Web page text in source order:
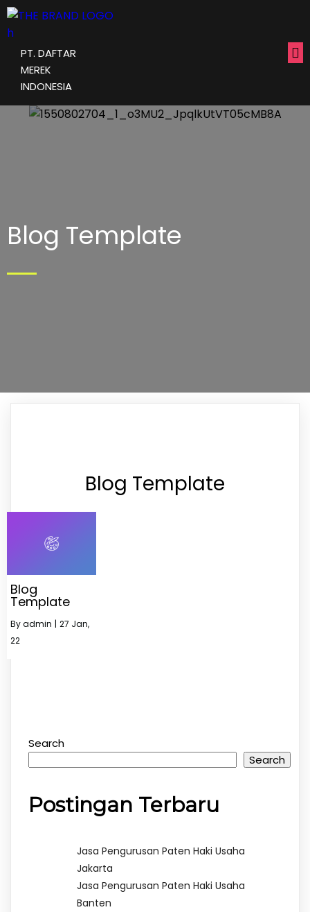
PT. DAFTAR
MEREK
INDONESIA
Blog Template
Blog Template
Blog
Template
Byadmin | 27 Jan,
22
Search
Search
Postingan Terbaru
Jasa Pengurusan Paten Haki Usaha
Jakarta
Jasa Pengurusan Paten Haki Usaha
Banten